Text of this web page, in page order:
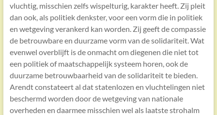
vluchtig, misschien zelfs wispelturig, karakter heeft. Zij pleit
dan ook, als politiek denkster, voor een vorm die in politiek
en wetgeving verankerd kan worden. Zij geeft de compassie
de betrouwbare en duurzame vorm van de solidariteit. Wat
evenwel overblijft is de onmacht om diegenen die niet tot
een politiek of maatschappelijk systeem horen, ook de
duurzame betrouwbaarheid van de solidariteit te bieden.
Arendt constateert al dat statenlozen en vluchtelingen niet
beschermd worden door de wetgeving van nationale
overheden en daarmee misschien wel als laatste strohalm